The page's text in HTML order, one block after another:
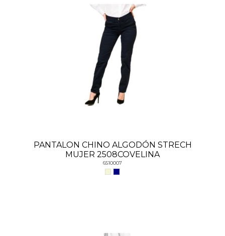
PANTALON CHINO ALGODÓN STRECH
MUJER 2508COVELINA
6510007